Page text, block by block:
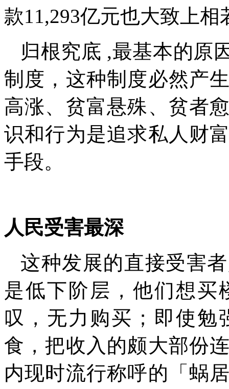
款11,293亿元也大致上相
归根究底 ,最基本的原
制度，这种制度必然产
高涨、贫富悬殊、贫者
识和行为是追求私人财
手段。
人民受害最深
这种发展的直接受害
是低下阶层，他们想买
叹，无力购买；即使勉
食，把收入的颇大部份
内现时流行称呼的「蜗